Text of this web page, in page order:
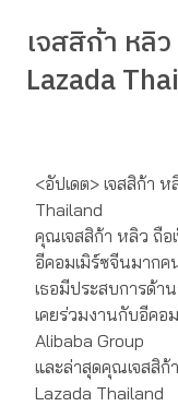
เจสสิก้า หลิ
Lazada
<อัปเดต> เจสสิก้า
Thailand
คุณเจสสิก้า หลิว ถื
อีคอมเมิร์ซจีนมาก
เธอมีประสบการด้า
เคยร่วมงานกับอีคอ
Alibaba Group
และล่าสุดคุณเจสสิก้
Lazada Thailand